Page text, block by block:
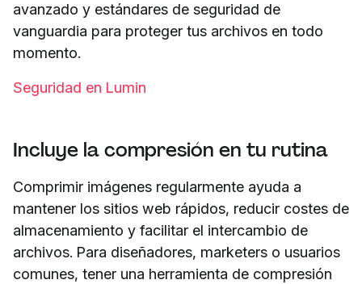
avanzado y estándares de seguridad de
vanguardia para proteger tus archivos en todo
momento.
Seguridad en Lumin
Incluye la compresión en tu rutina
Comprimir imágenes regularmente ayuda a
mantener los sitios web rápidos, reducir costes de
almacenamiento y facilitar el intercambio de
archivos. Para diseñadores, marketers o usuarios
comunes, tener una herramienta de compresión